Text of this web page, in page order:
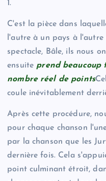
1.
C'est la pièce dans
l'autre à un pays à
spectacle, Bâle, ils nous
ensuite prend beaucoup
nombre réel de points
coule inévitablement
Après cette procédure,
pour chaque chanson
par la chanson que les
dernière fois. Cela
point culminant étroit,